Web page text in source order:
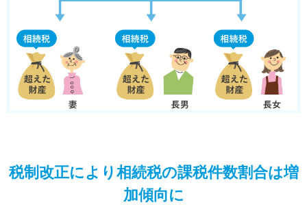
税制改正により相続税の課税件数割合は増
加傾向に